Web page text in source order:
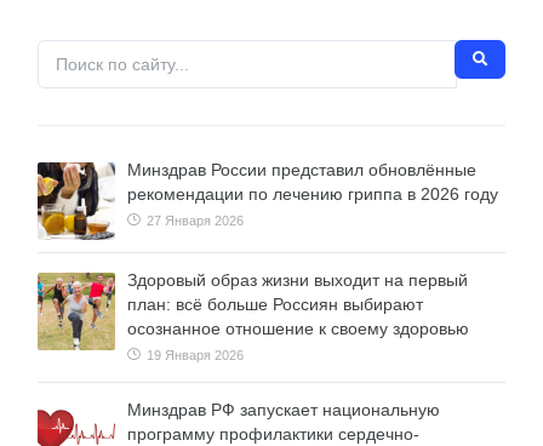
Минздрав России представил обновлённые
рекомендации по лечению гриппа в 2026 году
27 Января 2026
Здоровый образ жизни выходит на первый
план: всё больше Россиян выбирают
осознанное отношение к своему здоровью
19 Января 2026
Минздрав РФ запускает национальную
программу профилактики сердечно-